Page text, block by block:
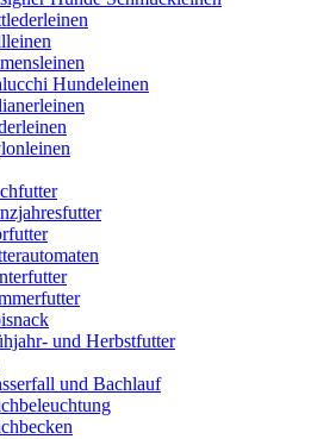
Hundeleinen
und Herbstfutter
und Bachlauf